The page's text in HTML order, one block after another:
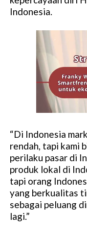
Indonesia.
“Di Indonesia
rendah, tapi kami
perilaku pasar di
produk lokal di
tapi orang
yang berkualitas
sebagai peluang
lagi.”